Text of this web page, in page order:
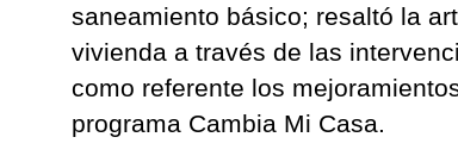
saneamiento básico; resaltó la
vivienda a través de las
como referente los
programa Cambia Mi Casa.